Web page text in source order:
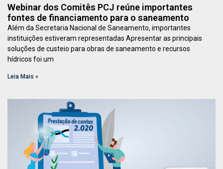
Webinar dos Comitês PCJ reúne importantes
fontes de financiamento para o saneamento
Além da Secretaria Nacional de Saneamento, importantes
instituições estiveram representadas Apresentar as principais
soluções de custeio para obras de saneamento e recursos
hídricos foi um
Leia Mais »